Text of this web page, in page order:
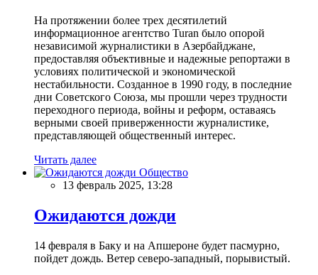
На протяжении более трех десятилетий
информационное агентство Turan было опорой
независимой журналистики в Азербайджане,
предоставляя объективные и надежные репортажи в
условиях политической и экономической
нестабильности. Созданное в 1990 году, в последние
дни Советского Союза, мы прошли через трудности
переходного периода, войны и реформ, оставаясь
верными своей приверженности журналистике,
представляющей общественный интерес.
Читать далее
Общество
13 февраль 2025, 13:28
Ожидаются дожди
14 февраля в Баку и на Апшероне будет пасмурно,
пойдет дождь. Ветер северо-западный, порывистый.